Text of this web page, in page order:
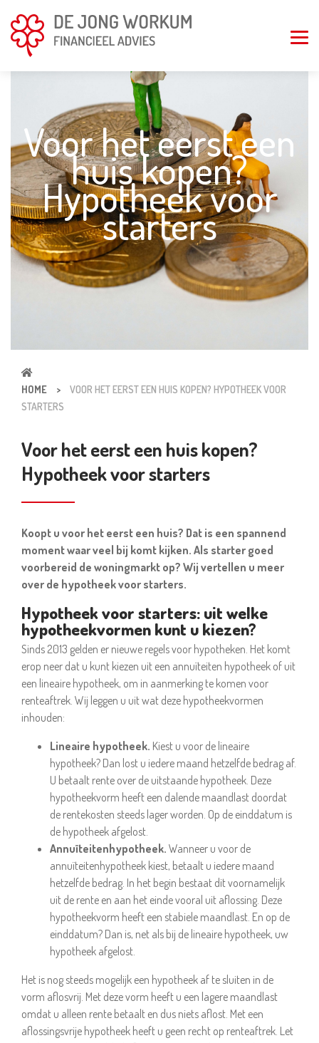
Voor het eerst een
huis kopen?
Hypotheek voor
starters
HOME >
VOOR HET EERST EEN HUIS KOPEN? HYPOTHEEK VOOR
STARTERS
Voor het eerst een huis kopen?
Hypotheek voor starters
Koopt u voor het eerst een huis? Dat is een spannend
moment waar veel bij komt kijken. Als starter goed
voorbereid de woningmarkt op? Wij vertellen u meer
over de hypotheek voor starters.
Hypotheek voor starters: uit welke
hypotheekvormen kunt u kiezen?
Sinds 2013 gelden er nieuwe regels voor hypotheken. Het komt
erop neer dat u kunt kiezen uit een annuïteiten hypotheek of uit
een lineaire hypotheek, om in aanmerking te komen voor
renteaftrek. Wij leggen u uit wat deze hypotheekvormen
inhouden:
Lineaire hypotheek. Kiest u voor de lineaire
hypotheek? Dan lost u iedere maand hetzelfde bedrag af.
U betaalt rente over de uitstaande hypotheek. Deze
hypotheekvorm heeft een dalende maandlast doordat
de rentekosten steeds lager worden. Op de einddatum is
de hypotheek afgelost.
Annuïteitenhypotheek. Wanneer u voor de
annuïteitenhypotheek kiest, betaalt u iedere maand
hetzelfde bedrag. In het begin bestaat dit voornamelijk
uit de rente en aan het einde vooral uit aflossing. Deze
hypotheekvorm heeft een stabiele maandlast. En op de
einddatum? Dan is, net als bij de lineaire hypotheek, uw
hypotheek afgelost.
Het is nog steeds mogelijk een hypotheek af te sluiten in de
vorm aflosvrij. Met deze vorm heeft u een lagere maandlast
omdat u alleen rente betaalt en dus niets aflost. Met een
aflossingsvrije hypotheek heeft u geen recht op renteaftrek. Let